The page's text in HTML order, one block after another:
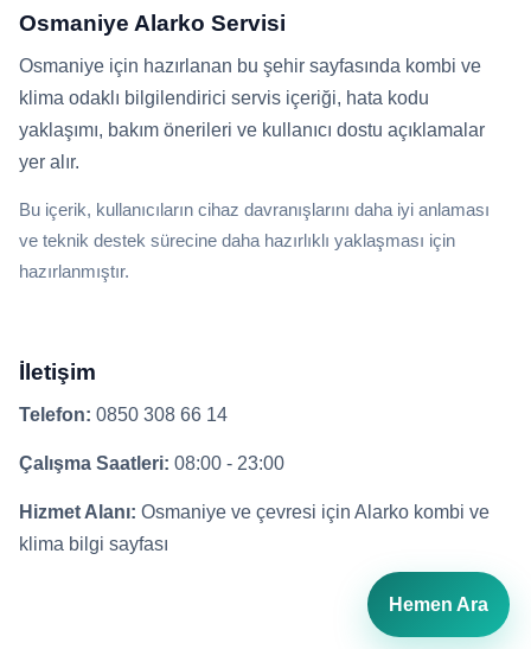
Osmaniye Alarko Servisi
Osmaniye için hazırlanan bu şehir sayfasında kombi ve
klima odaklı bilgilendirici servis içeriği, hata kodu
yaklaşımı, bakım önerileri ve kullanıcı dostu açıklamalar
yer alır.
Bu içerik, kullanıcıların cihaz davranışlarını daha iyi anlaması
ve teknik destek sürecine daha hazırlıklı yaklaşması için
hazırlanmıştır.
İletişim
Telefon: 0850 308 66 14
Çalışma Saatleri: 08:00 - 23:00
Hizmet Alanı: Osmaniye ve çevresi için Alarko kombi ve
klima bilgi sayfası
Hemen Ara